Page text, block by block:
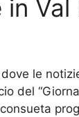
Val
le
del